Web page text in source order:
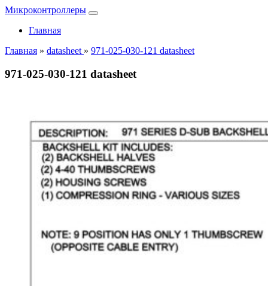
Микроконтроллеры
Главная
Главная » datasheet » 971-025-030-121 datasheet
971-025-030-121 datasheet